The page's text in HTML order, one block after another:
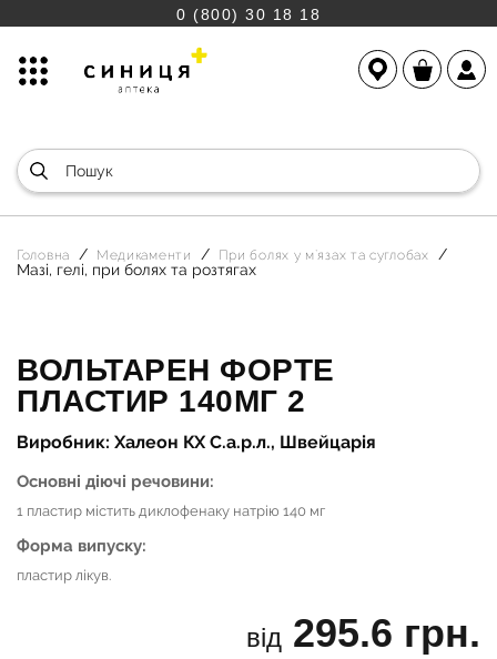
0 (800) 30 18 18
Головна Медикаменти При болях у м`язах та суглобах
Мазі, гелі, при болях та розтягах
ВОЛЬТАРЕН ФОРТЕ
ПЛАСТИР 140МГ 2
Виробник: Халеон КХ С.а.р.л., Швейцарія
Основні діючі речовини:
1 пластир містить диклофенаку натрію 140 мг
Форма випуску:
пластир лікув.
від 295.6 грн.